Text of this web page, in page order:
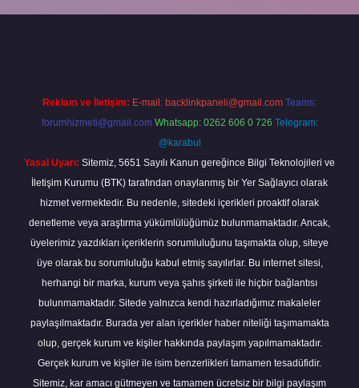
Reklam ve İletişim: E-mail: backlinkpaneli@gmail.com Teams:
forumhizmeti@gmail.com Whatsapp: 0262 606 0 726 Telegram:
@karabul
Yasal Uyarı: Sitemiz, 5651 Sayılı Kanun gereğince Bilgi Teknolojileri ve
İletişim Kurumu (BTK) tarafından onaylanmış bir Yer Sağlayıcı olarak
hizmet vermektedir. Bu nedenle, sitedeki içerikleri proaktif olarak
denetleme veya araştırma yükümlülüğümüz bulunmamaktadır. Ancak,
üyelerimiz yazdıkları içeriklerin sorumluluğunu taşımakta olup, siteye
üye olarak bu sorumluluğu kabul etmiş sayılırlar. Bu internet sitesi,
herhangi bir marka, kurum veya şahıs şirketi ile hiçbir bağlantısı
bulunmamaktadır. Sitede yalnızca kendi hazırladığımız makaleler
paylaşılmaktadır. Burada yer alan içerikler haber niteliği taşımamakta
olup, gerçek kurum ve kişiler hakkında paylaşım yapılmamaktadır.
Gerçek kurum ve kişiler ile isim benzerlikleri tamamen tesadüfidir.
Sitemiz, kar amacı gütmeyen ve tamamen ücretsiz bir bilgi paylaşım